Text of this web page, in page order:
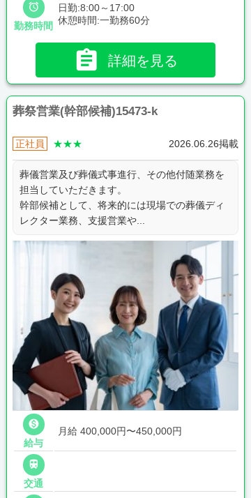

勤務時間
日勤:8:00～17:00
休憩時間:一勤務60分
 詳細を見る
葬祭営業(幹部候補)15473-k
正社員 ★★★ 2026.06.26掲載
葬儀営業及び葬儀式事進行、その他付随業務を
担当していただきます。
幹部候補として、将来的には現場での葬儀ディ
レクター業務、支援営業や...

給与
月給 400,000円〜450,000円

交通